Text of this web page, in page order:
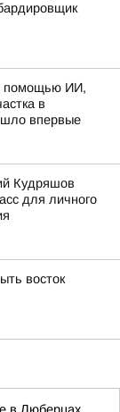
помощью ИИ,
в
впервые
Кудряшов
для личного
восток